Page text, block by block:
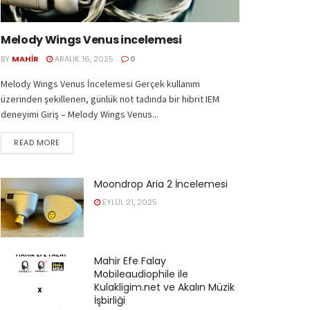
Melody Wings Venus incelemesi
BY MAHIR ARALIK 16, 2025 0
Melody Wings Venus İncelemesi Gerçek kullanım
üzerinden şekillenen, günlük not tadında bir hibrit IEM
deneyimi Giriş – Melody Wings Venus...
READ MORE
Moondrop Aria 2 İncelemesi
EYLÜL 21, 2025
Mahir Efe Falay
Mobileaudiophile ile
Kulakligim.net ve Akalın Müzik
İşbirliği